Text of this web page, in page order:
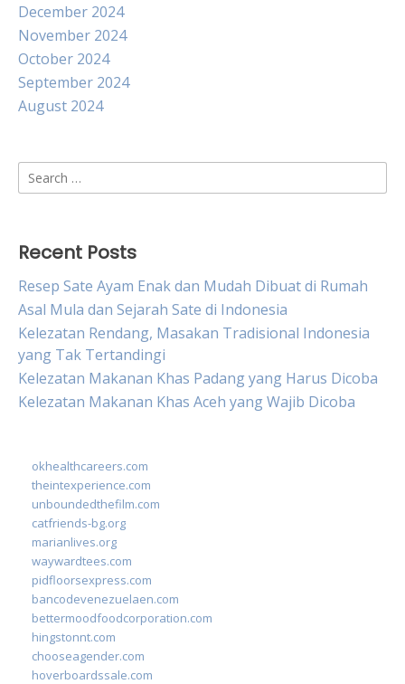
December 2024
November 2024
October 2024
September 2024
August 2024
Search
for:
Recent Posts
Resep Sate Ayam Enak dan Mudah Dibuat di Rumah
Asal Mula dan Sejarah Sate di Indonesia
Kelezatan Rendang, Masakan Tradisional Indonesia
yang Tak Tertandingi
Kelezatan Makanan Khas Padang yang Harus Dicoba
Kelezatan Makanan Khas Aceh yang Wajib Dicoba
okhealthcareers.com
theintexperience.com
unboundedthefilm.com
catfriends-bg.org
marianlives.org
waywardtees.com
pidfloorsexpress.com
bancodevenezuelaen.com
bettermoodfoodcorporation.com
hingstonnt.com
chooseagender.com
hoverboardssale.com